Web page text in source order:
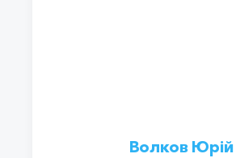
Волков Юрій